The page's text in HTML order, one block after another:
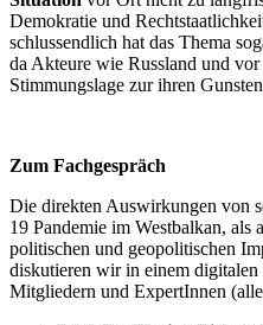
Demokratie und
schlussendlich hat das Thema
da Akteure wie Russland und
Stimmungslage zur ihren
Zum Fachgespräch
Die direkten Auswirkungen von
19 Pandemie im Westbalkan, als
politischen und geopolitischen
diskutieren wir in einem digitalen
Mitgliedern und ExpertInnen